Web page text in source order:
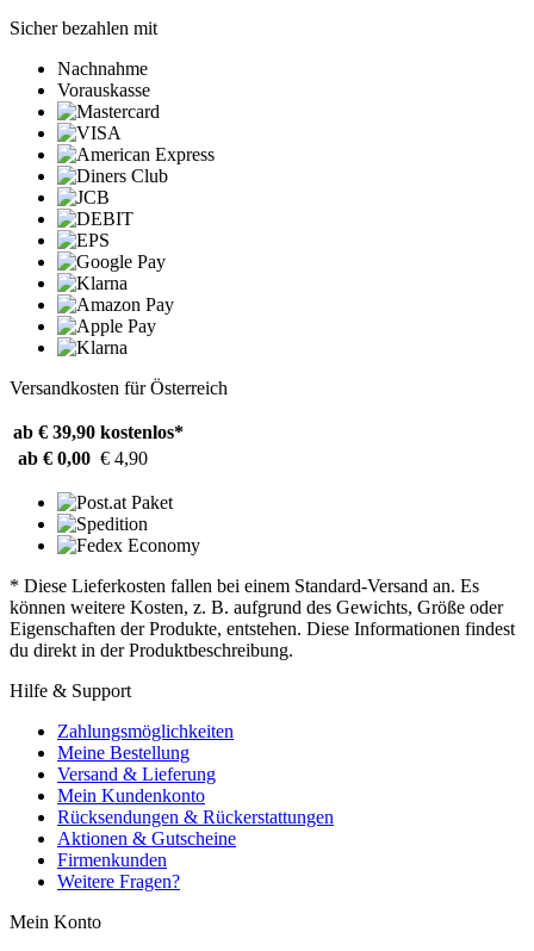
Sicher bezahlen mit
Nachnahme
Vorauskasse
Versandkosten für Österreich
ab € 39,90 kostenlos*
ab € 0,00 € 4,90
* Diese Lieferkosten fallen bei einem Standard-Versand an. Es
können weitere Kosten, z. B. aufgrund des Gewichts, Größe oder
Eigenschaften der Produkte, entstehen. Diese Informationen findest
du direkt in der Produktbeschreibung.
Hilfe & Support
Zahlungsmöglichkeiten
Meine Bestellung
Versand & Lieferung
Mein Kundenkonto
Rücksendungen & Rückerstattungen
Aktionen & Gutscheine
Firmenkunden
Weitere Fragen?
Mein Konto